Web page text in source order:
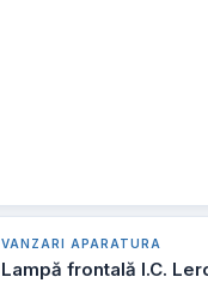
VANZARI APARATURA
Lampă frontală I.C.